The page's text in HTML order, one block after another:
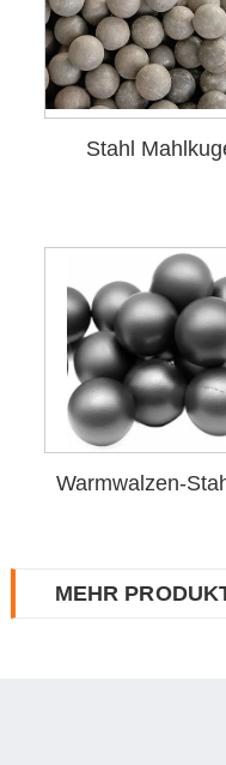
Stahl
Warmwalzen-
MEHR